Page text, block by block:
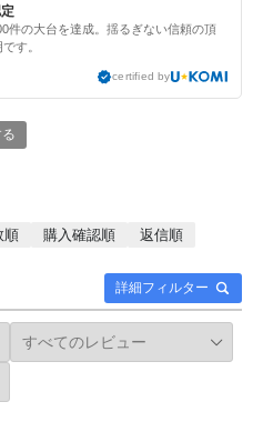
件の大台を達成。揺るぎない信頼の頂
す。
certified by
詳細フィルター
順 購入確認順
返信順